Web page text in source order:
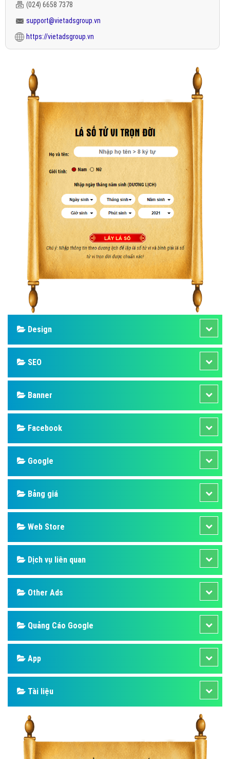
(024) 6658 7378
support@vietadsgroup.vn
https://vietadsgroup.vn
Design
SEO
Banner
Facebook
Google
Bảng giá
Web Store
Dịch vụ liên quan
Other Ads
Quảng Cáo Google
App
Tài liệu